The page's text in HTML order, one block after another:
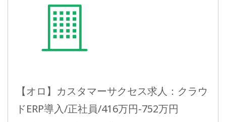
【オロ】カスタマーサクセス求人：クラウ
ドERP導入/正社員/416万円-752万円